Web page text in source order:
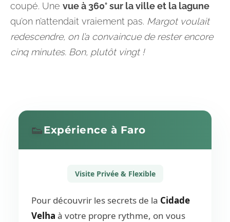
coupé. Une vue à 360° sur la ville et la lagune
qu’on n’attendait vraiement pas. Margot voulait
redescendre, on l’a convaincue de rester encore
cinq minutes. Bon, plutôt vingt !
👟Expérience à Faro
Visite Privée & Flexible
Pour découvrir les secrets de la Cidade
Velha à votre propre rythme, on vous